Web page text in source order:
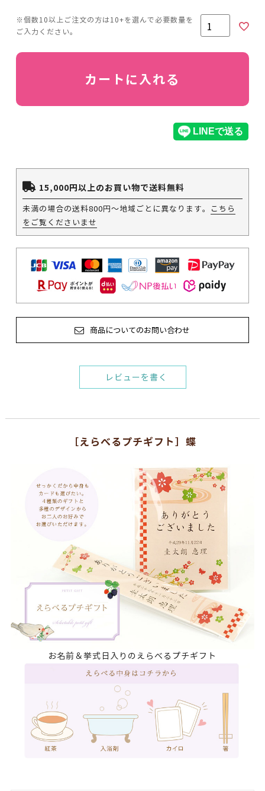
カートに入れる
15,000円以上のお買い物で送料無料
未満の場合の送料800円～地域ごとに異なります。
こちら
をご覧くださいませ
商品についてのお問い合わせ
レビューを書く
［えらべるプチギフト］蝶
お名前＆挙式日入りのえらべるプチギフト